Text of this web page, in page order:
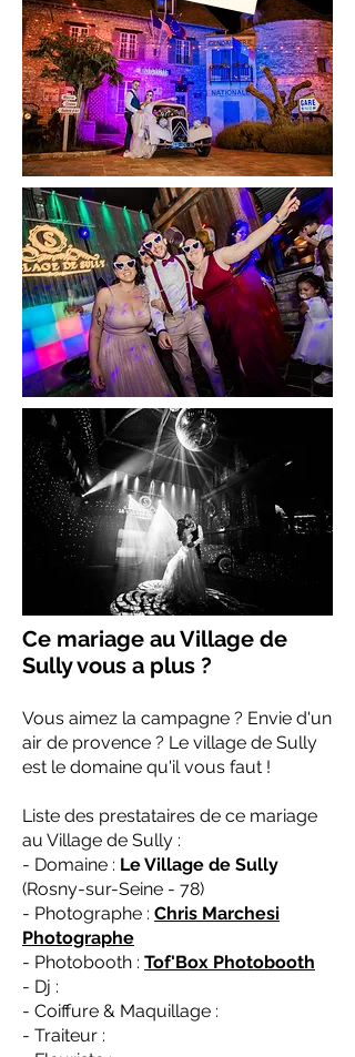
Ce mariage au Village de
Sully vous a plus ?
Vous aimez la campagne ? Envie d'un
air de provence ? Le village de Sully
est le domaine qu'il vous faut !
Liste des prestataires de ce mariage
au Village de Sully :
- Domaine : Le Village de Sully
(Rosny-sur-Seine - 78)
- Photographe : Chris Marchesi
Photographe
- Photobooth : Tof'Box Photobooth
- Dj :
- Coiffure & Maquillage :
- Traiteur :